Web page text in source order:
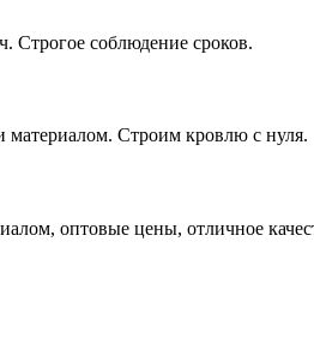
Строгое соблюдение сроков.
материалом. Строим кровлю с нуля.
оптовые цены, отличное